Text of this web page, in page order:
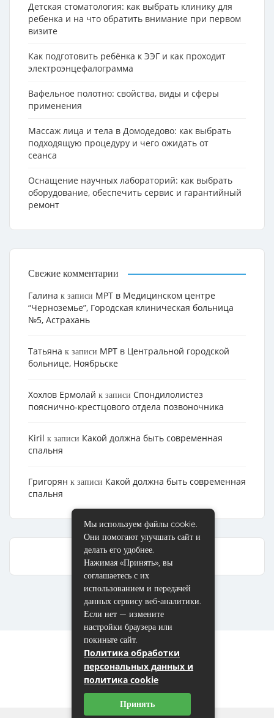
Детская стоматология: как выбрать клинику для
ребенка и на что обратить внимание при первом
визите
Как подготовить ребёнка к ЭЭГ и как проходит
электроэнцефалограмма
Вафельное полотно: свойства, виды и сферы
применения
Массаж лица и тела в Домодедово: как выбрать
подходящую процедуру и чего ожидать от
сеанса
Оснащение научных лабораторий: как выбрать
оборудование, обеспечить сервис и гарантийный
ремонт
Свежие комментарии
Галина к записи МРТ в Медицинском центре
“Черноземье”, Городская клиническая больница
№5, Астрахань
Татьяна к записи МРТ в Центральной городской
больнице, Ноябрьске
Хохлов Ермолай к записи Cпондилолистез
пояснично-крестцового отдела позвоночника
Kiril к записи Какой должна быть современная
спальня
Григорян к записи Какой должна быть современная
спальня
Мы используем файлы cookie.
Они помогают улучшать сайт и
делать его удобнее.
Нажимая «Принять», вы
соглашаетесь с их
использованием и передачей
данных сервису веб-аналитики.
Если нет — измените
настройки браузера или
покиньте сайт.
Политика обработки
персональных данных и
политика cookie
Принять